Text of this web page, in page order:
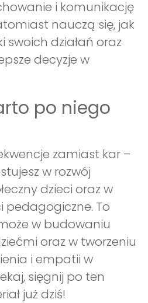
i komunikację
nauczą się, jak
swoich działań oraz
decyzje w
po niego
zamiast kar –
w rozwój
dzieci oraz w
pedagogiczne. To
w budowaniu
oraz w tworzeniu
i empatii w
sięgnij po ten
już dziś!